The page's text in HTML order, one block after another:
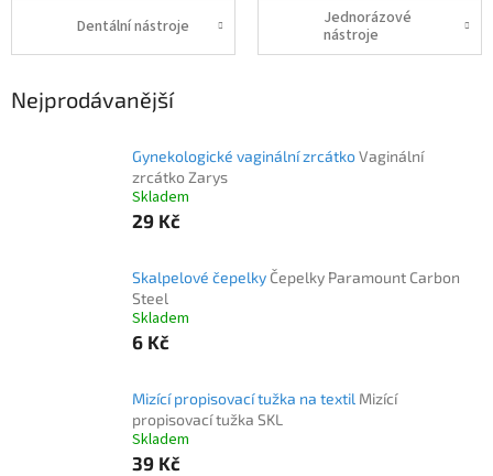
Dentální nástroje
Jednorázové
nástroje
Nejprodávanější
Gynekologické vaginální zrcátkoVaginální
zrcátko Zarys
Skladem
29 Kč
Skalpelové čepelky Čepelky Paramount Carbon
Steel
Skladem
6 Kč
Mizící propisovací tužka na textil Mizící
propisovací tužka SKL
Skladem
39 Kč